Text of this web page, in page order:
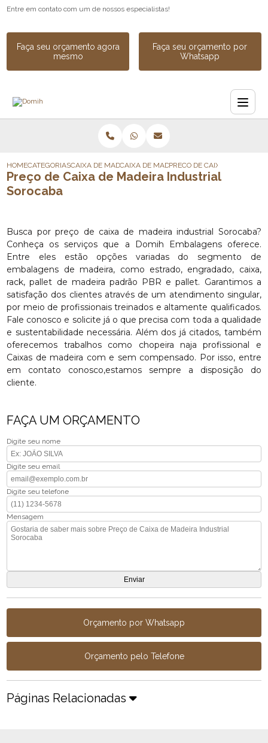
Entre em contato com um de nossos especialistas!
Faça seu orçamento agora
mesmo
Faça seu orçamento por
Whatsapp
HOMECATEGORIASCAIXA DE MADEIRACAIXA DE MADEIRA PARA TRANSPORTE
PRECO DE CAIXA DE
Preço de Caixa de Madeira Industrial
Sorocaba
Busca por preço de caixa de madeira industrial Sorocaba?
Conheça os serviços que a Domih Embalagens oferece.
Entre eles estão opções variadas do segmento de
embalagens de madeira, como estrado, engradado, caixa,
rack, pallet de madeira padrão PBR e pallet. Garantimos a
satisfação dos clientes através de um atendimento singular,
por meio de profissionais treinados e altamente qualificados.
Fale conosco e solicite já o que precisa com toda a qualidade
e sustentabilidade necessária. Além dos já citados, também
oferecemos trabalhos como chopeira naja profissional e
Caixas de madeira com e sem compensado. Por isso, entre
em contato conosco,estamos sempre a disposição do
cliente.
FAÇA UM ORÇAMENTO
Digite seu nome
Digite seu email
Digite seu telefone
Mensagem
Orçamento por Whatsapp
Orçamento pelo Telefone
Páginas Relacionadas